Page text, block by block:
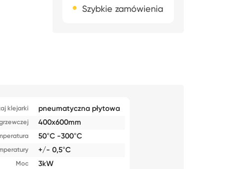
Szybkie zamówienia
klejarki pneumatyczna płytowa
400x600mm
50°C -300°C
+/- 0,5°C
Moc 3kW